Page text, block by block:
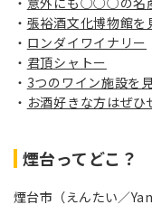
張裕酒文化博物館を
ロンダイワイナリー
君頂シャトー
3つのワイン施設を
お酒好きな方はぜひ
煙台ってどこ？
煙台市（えんたい／